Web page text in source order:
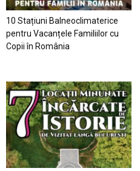
10 Stațiuni Balneoclimaterice
pentru Vacanțele Familiilor cu
Copii în România